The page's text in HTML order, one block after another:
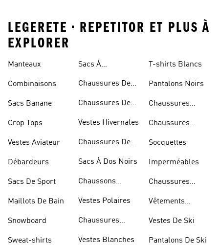
LEGERETE • REPETITOR ET PLUS À
EXPLORER
Manteaux
Combinaisons
Sacs Banane
Crop Tops
Vestes Aviateur
Débardeurs
Sacs De Sport
Maillots De Bain
Snowboard
Sweat-shirts
Sacs À
Chaussures De
Chaussures De
Vestes Hivernales
Chaussures De
Sacs À Dos Noirs
Chaussons
Vestes Polaires
Chaussures
Vestes Blanches
T-shirts Blancs
Pantalons Noirs
Chaussures
Chaussures
Socquettes
Imperméables
Chaussures
Vêtements
Vestes De Ski
Pantalons De Ski